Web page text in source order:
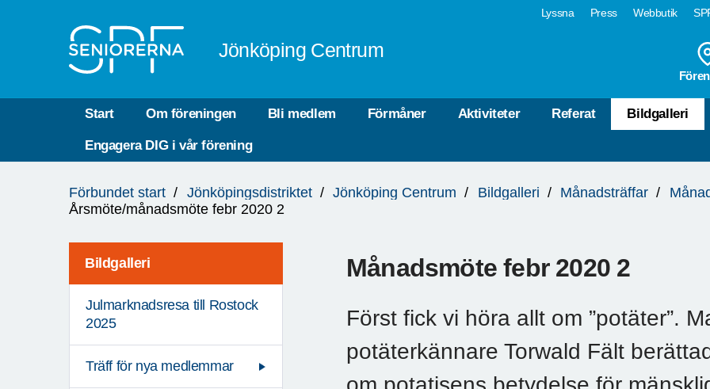
Lyssna Press Webbutik
Jönköping Centrum
Start Om föreningen Bli medlem Förmåner Aktiviteter Referat Bildgalleri
Engagera DIG i vår förening
är
Förbundet start Jönköpingsdistriktet Jönköping Centrum Bildgalleri Månadsträffar
Årsmöte/månadsmöte febr 2020 2
Bildgalleri
Julmarknadsresa till Rostock
2025
Träff för nya medlemmar
Månadsmöte febr 2020 2
Först fick vi höra allt om ”potäter”.
potäterkännare Torwald Fält